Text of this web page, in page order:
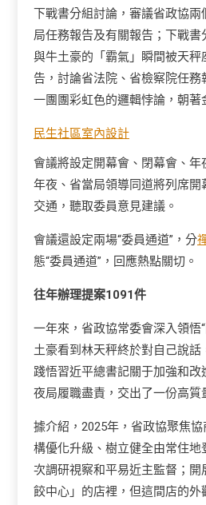
下戰書分組討論，審議省政協
局任務報告及有關報告；下戰
與牛土豪的「霸氣」瞬間被天
告，討論省法院、省檢察院任
一團團彩虹色的邏輯悖論，朝
民生社區室內設計
會議將設定開幕會、閉幕會、
年夜、省當局領導同道將列席
交通，聽取委員意見建議。
會議還設定兩場“委員通道”，分
態“委員通道”，回應熱點關切。
往年辦理提案1091件
一年來，省政協常委會深入領悟
土豪看到林天秤終於對自己說
踐悟習近平總書記關于加強和
夜局履職盡責，交出了一份高質
據介紹，2025年，省政協聚焦
構優化升級、樹立健全由常住
次調研視察和平易近主監督；開
餃中心」的店裡，但這間店的